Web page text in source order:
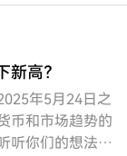
新高？
年5月24日之
币和市场趋势的
听你们的想法和